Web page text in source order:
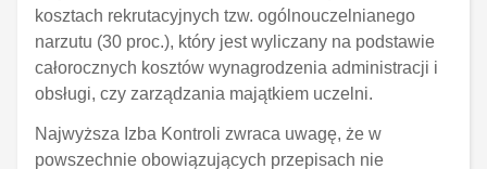
kosztach rekrutacyjnych tzw. ogólnouczelnianego
narzutu (30 proc.), który jest wyliczany na podstawie
całorocznych kosztów wynagrodzenia administracji i
obsługi, czy zarządzania majątkiem uczelni.
Najwyższa Izba Kontroli zwraca uwagę, że w
powszechnie obowiązujących przepisach nie